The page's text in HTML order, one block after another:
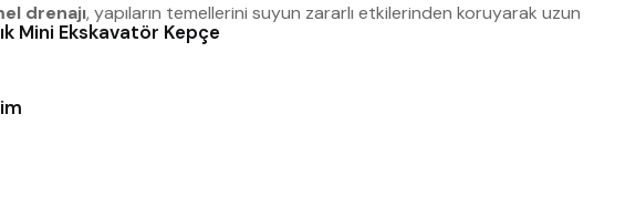
Mini Ekskavatör Kepçe
drenajı, yapıların temellerini suyun zararlı etkilerinden koruyarak uzun